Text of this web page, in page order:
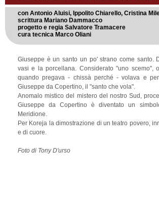
con Antonio Aluisi, Ippolito Chiarello, Cristina
scrittura Mariano Dammacco
progetto e regia Salvatore Tramacere
cura tecnica Marco Oliani
Giuseppe è un santo un po' strano come santo.
vasi e la porcellana. Considerato "uno scemo",
quando pregava - chissà perché - volava e
Giuseppe da Copertino, il "santo che vola".
Anomalo mistico del mistero del nostro Sud,
Giuseppe da Copertino è diventato un
Meridione.
Per Koreja la dimostrazione di un teatro povero,
e di cuore.
Foto di Tony D'urso